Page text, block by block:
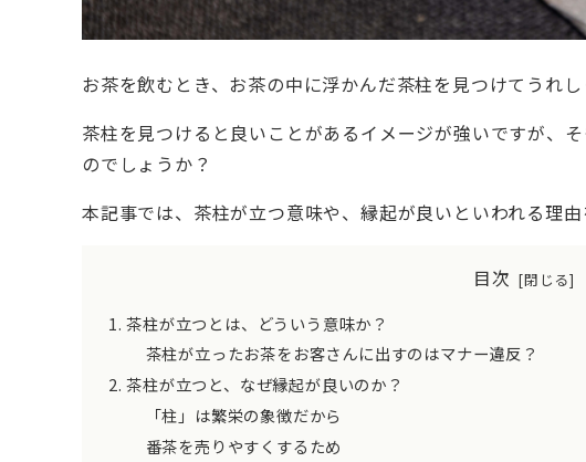
お茶を飲むとき、お茶の中に浮かんだ茶柱を見つけてうれ
茶柱を見つけると良いことがあるイメージが強いですが、
のでしょうか？
本記事では、茶柱が立つ意味や、縁起が良いといわれる理由
目次
茶柱が立つとは、どういう意味か？
茶柱が立ったお茶をお客さんに出すのはマナー違反？
茶柱が立つと、なぜ縁起が良いのか？
「柱」は繁栄の象徴だから
番茶を売りやすくするため